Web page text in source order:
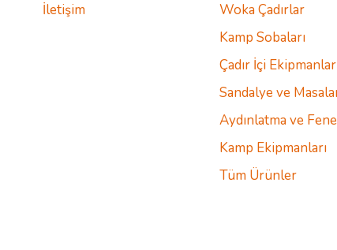
İletişim
Woka Çadırlar
Kamp Sobaları
Çadır İçi Ekipmanlar
Sandalye ve
Aydınlatma ve
Kamp Ekipmanları
Tüm Ürünler